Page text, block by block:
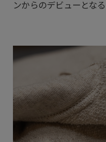
ンからのデビューとな